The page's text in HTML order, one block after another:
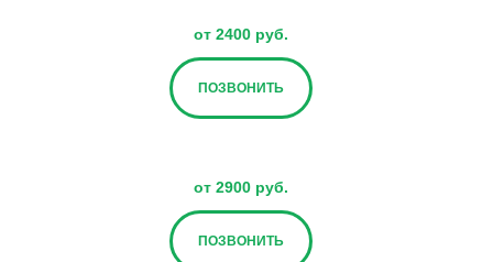
от 2400 руб.
ПОЗВОНИТЬ
от 2900 руб.
ПОЗВОНИТЬ